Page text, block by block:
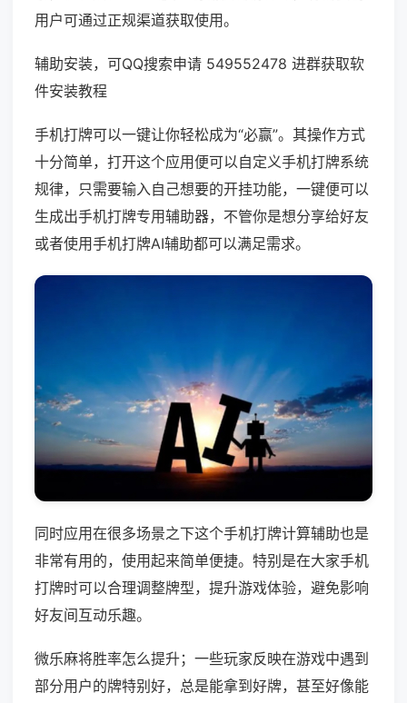
用户可通过正规渠道获取使用。
辅助安装，可QQ搜索申请 549552478 进群获取软
件安装教程
手机打牌可以一键让你轻松成为“必赢”。其操作方式
十分简单，打开这个应用便可以自定义手机打牌系统
规律，只需要输入自己想要的开挂功能，一键便可以
生成出手机打牌专用辅助器，不管你是想分享给好友
或者使用手机打牌AI辅助都可以满足需求。
同时应用在很多场景之下这个手机打牌计算辅助也是
非常有用的，使用起来简单便捷。特别是在大家手机
打牌时可以合理调整牌型，提升游戏体验，避免影响
好友间互动乐趣。
微乐麻将胜率怎么提升；一些玩家反映在游戏中遇到
部分用户的牌特别好，总是能拿到好牌，甚至好像能